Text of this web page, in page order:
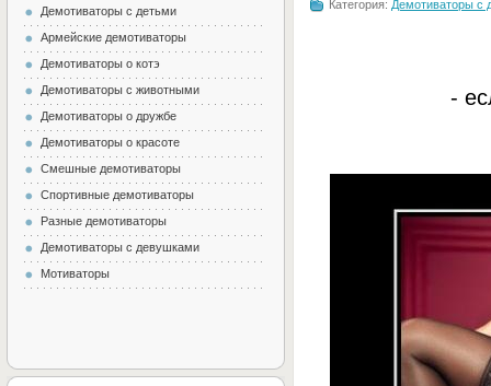
Категория: Демотиваторы с
-
Демотиваторы с детьми
Армейские демотиваторы
Демотиваторы о котэ
Демотиваторы с животными
Демотиваторы о дружбе
Демотиваторы о красоте
Смешные демотиваторы
Спортивные демотиваторы
Разные демотиваторы
Демотиваторы с девушками
Мотиваторы